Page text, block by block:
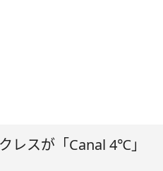
レスが「Canal 4℃」